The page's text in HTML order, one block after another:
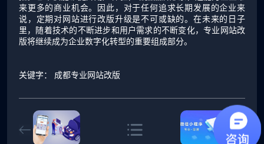
来更多的商业机会。因此，对于任何追求长期发展的企业来
说，定期对网站进行改版升级是不可或缺的。在未来的日子
里，随着技术的不断进步和用户需求的不断变化，专业网站改
版将继续成为企业数字化转型的重要组成部分。
关键字： 成都专业网站改版